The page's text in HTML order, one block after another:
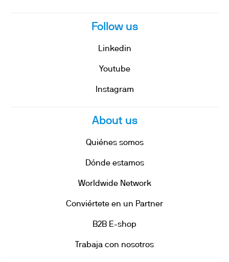
Follow us
Linkedin
Youtube
Instagram
About us
Quiénes somos
Dónde estamos
Worldwide Network
Conviértete en un Partner
B2B E-shop
Trabaja con nosotros